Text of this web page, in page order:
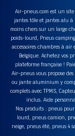
Air-pneus.com est un
jantes tôle et jantes alu à
moins chers sur un large
poids-lourd, Pneus
accessoires chambres à
Belgique. Achetez vos
plateforme française !
Air-pneus vous propose
ou jante aluminium y
complets avec TPMS,
inclus. Aide
Nos produits : pneus
lourd, pneus camion,
neige, pneus été, pneus 4